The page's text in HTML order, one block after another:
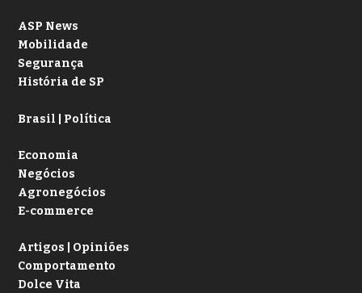
ASP News
Mobilidade
Segurança
História de SP
Brasil | Política
Economia
Negócios
Agronegócios
E-commerce
Artigos | Opiniões
Comportamento
Dolce Vita